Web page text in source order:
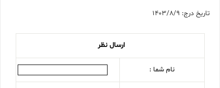
تاریخ درج: 1403/8/9
ارسال نظر
نام شما :